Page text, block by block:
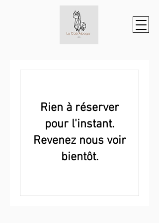
Rien à réserver
pour l'instant.
Revenez nous voir
bientôt.